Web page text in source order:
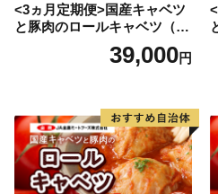
<3ヵ月定期便>国産キャベツ
と豚肉のロールキャベツ（4P
39,000円